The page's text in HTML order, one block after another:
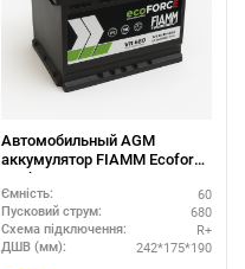
Автомобильный AGM
аккумулятор FIAMM Ecoforce
60Ah R+ — купить в Украине
Ємність: 60
Пусковий струм: 680
Схема підключення: R+
ДШВ (мм): 242*175*190